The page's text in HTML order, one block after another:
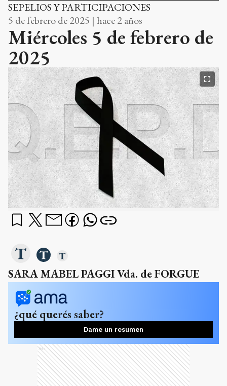
SEPELIOS Y PARTICIPACIONES
5 de febrero de 2025 | hace 2 años
Miércoles 5 de febrero de
2025
SARA MABEL PAGGI Vda. de FORGUE
¿qué querés saber?
Dame un resumen
Ads